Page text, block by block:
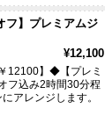
フ】プレミアムジ
¥12,100
12100】◆【プレミ
フ込み2時間30分程
アレンジします。